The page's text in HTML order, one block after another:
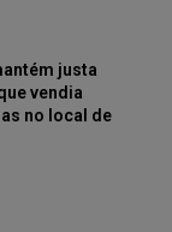
justa
vendia
no local de